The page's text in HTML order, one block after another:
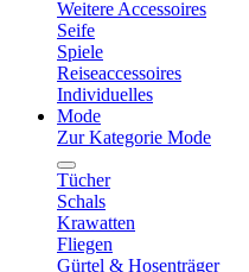
Weitere Accessoires
Seife
Spiele
Reiseaccessoires
Individuelles
Mode
Zur Kategorie Mode
Tücher
Schals
Krawatten
Fliegen
Gürtel & Hosenträger